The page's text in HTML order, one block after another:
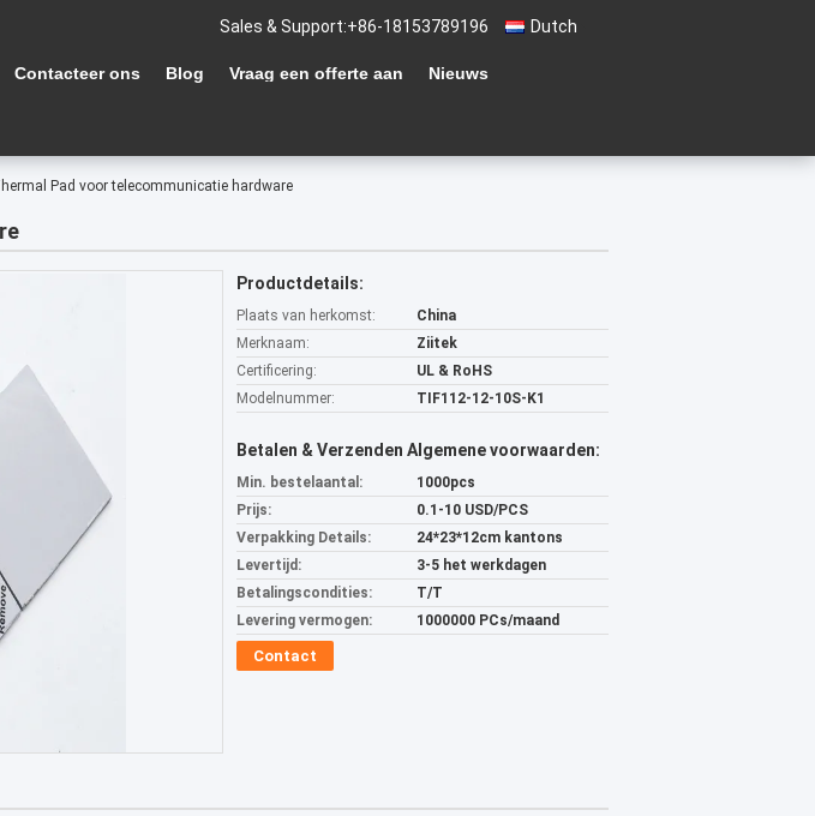
Dutch
Sales & Support:+86-18153789196
Contacteer ons Blog Vraag een offerte aan Nieuws
Pad voor telecommunicatie hardware
Productdetails:
Plaats van herkomst:
China
Merknaam:
Ziitek
Certificering:
UL & RoHS
Modelnummer:
TIF112-12-10S-K1
Betalen & Verzenden Algemene voorwaarden:
Min. bestelaantal:
1000pcs
Prijs:
0.1-10 USD/PCS
Verpakking Details:
24*23*12cm kantons
Levertijd:
3-5 het werkdagen
Betalingscondities:
T/T
Levering vermogen:
1000000 PCs/maand
Contact